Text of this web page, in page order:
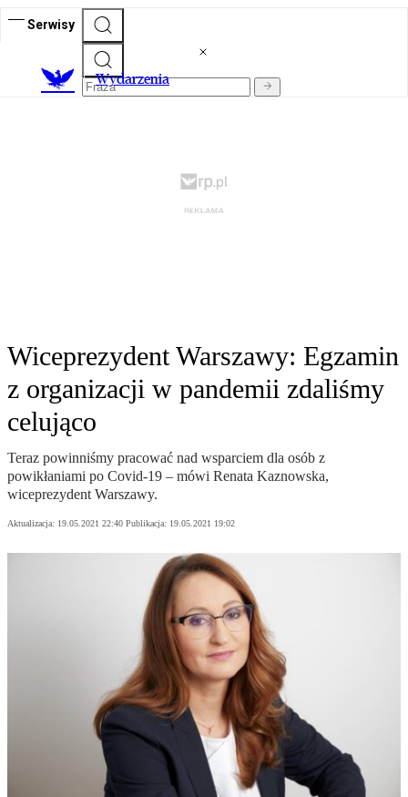
Serwisy
Wydarzenia
Wiceprezydent Warszawy: Egzamin
z organizacji w pandemii zdaliśmy
celująco
Teraz powinniśmy pracować nad wsparciem dla osób z
powikłaniami po Covid-19 – mówi Renata Kaznowska,
wiceprezydent Warszawy.
Aktualizacja: 19.05.2021 22:40 Publikacja: 19.05.2021 19:02